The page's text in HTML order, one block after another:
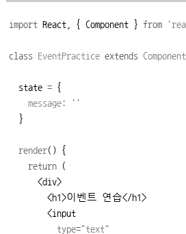
import React, { Component } from '
class EventPractice extends Component
  state
=
    message
:
''
  }
render() {
return (
      <div>
        <h1>이벤트 연습</h1>
        <input
type="text"